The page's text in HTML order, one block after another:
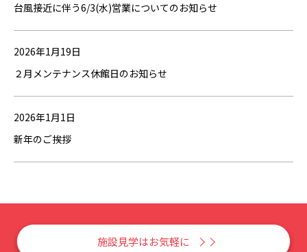
台風接近に伴う6/3(水)営業についてのお知らせ
2026年1月19日
２月メンテナンス休館日のお知らせ
2026年1月1日
新年のご挨拶
施設見学はお気軽に